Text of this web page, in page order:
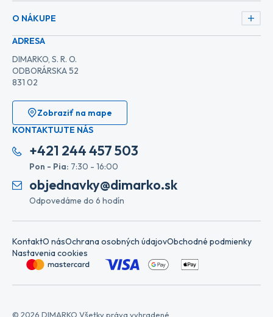
O NÁKUPE
ADRESA
DIMARKO, S. R. O.
ODBORÁRSKA 52
831 02
Zobraziť na mape
KONTAKTUJTE NÁS
+421 244 457 503
Pon - Pia: 7:30 - 16:00
objednavky@dimarko.sk
Odpovedáme do 6 hodín
KontaktO násOchrana osobných údajovObchodné podmienky
Nastavenia cookies
© 2026 DIMARKO Všetky práva vyhradené.